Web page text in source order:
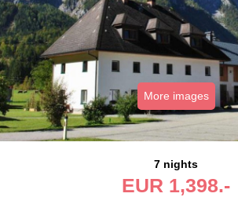
More images
7 nights
EUR 1,398.-